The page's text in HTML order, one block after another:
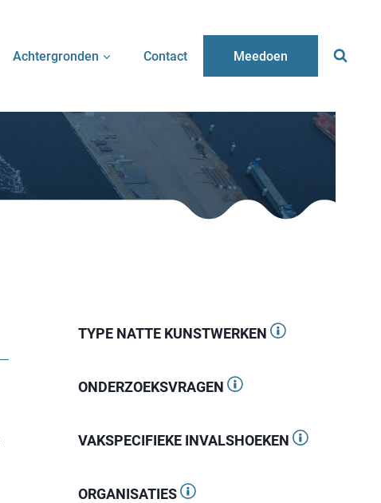
Achtergronden Contact Meedoen
TYPE NATTE KUNSTWERKEN
ONDERZOEKSVRAGEN
VAKSPECIFIEKE INVALSHOEKEN
ORGANISATIES